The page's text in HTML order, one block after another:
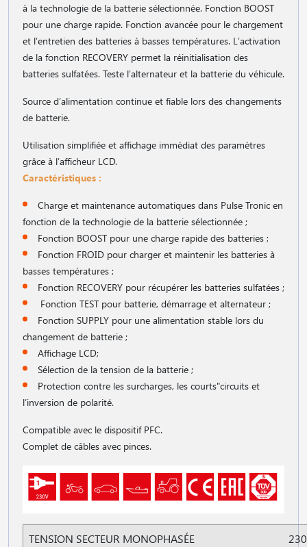
à la technologie de la batterie sélectionnée. Fonction BOOST
pour une charge rapide. Fonction avancée pour le chargement
et l′entretien des batteries à basses températures. L′activation
de la fonction RECOVERY permet la réinitialisation des
batteries sulfatées. Teste l′alternateur et la batterie du véhicule.
Source d′alimentation continue et fiable lors des changements
de batterie.
Utilisation simplifiée et affichage immédiat des paramètres
grâce à l′afficheur LCD.
Caractéristiques :
Charge et maintenance automatiques dans Pulse Tronic en
fonction de la technologie de la batterie sélectionnée ;
Fonction BOOST pour une charge rapide des batteries ;
Fonction FROID pour charger et maintenir les batteries à
basses températures ;
Fonction RECOVERY pour récupérer les batteries sulfatées ;
Fonction TEST pour batterie, démarrage et alternateur ;
Fonction SUPPLY pour une alimentation stable lors du
changement de batterie ;
Affichage LCD;
Sélection de la tension de la batterie ;
Protection contre les surcharges, les courts"circuits et
l′inversion de polarité.
Compatible avec le dispositif PFC.
Complet de câbles avec pinces.
TENSION SECTEUR MONOPHASÉE